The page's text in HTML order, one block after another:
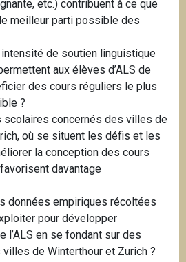
etc.) contribuent à ce que
meilleur parti possible des
de soutien linguistique
aux élèves d’ALS de
des cours réguliers le plus
?
scolaires concernés des villes de
où se situent les défis et les
la conception des cours
favorisent davantage
données empiriques récoltées
pour développer
l’ALS en se fondant sur des
de Winterthour et Zurich ?